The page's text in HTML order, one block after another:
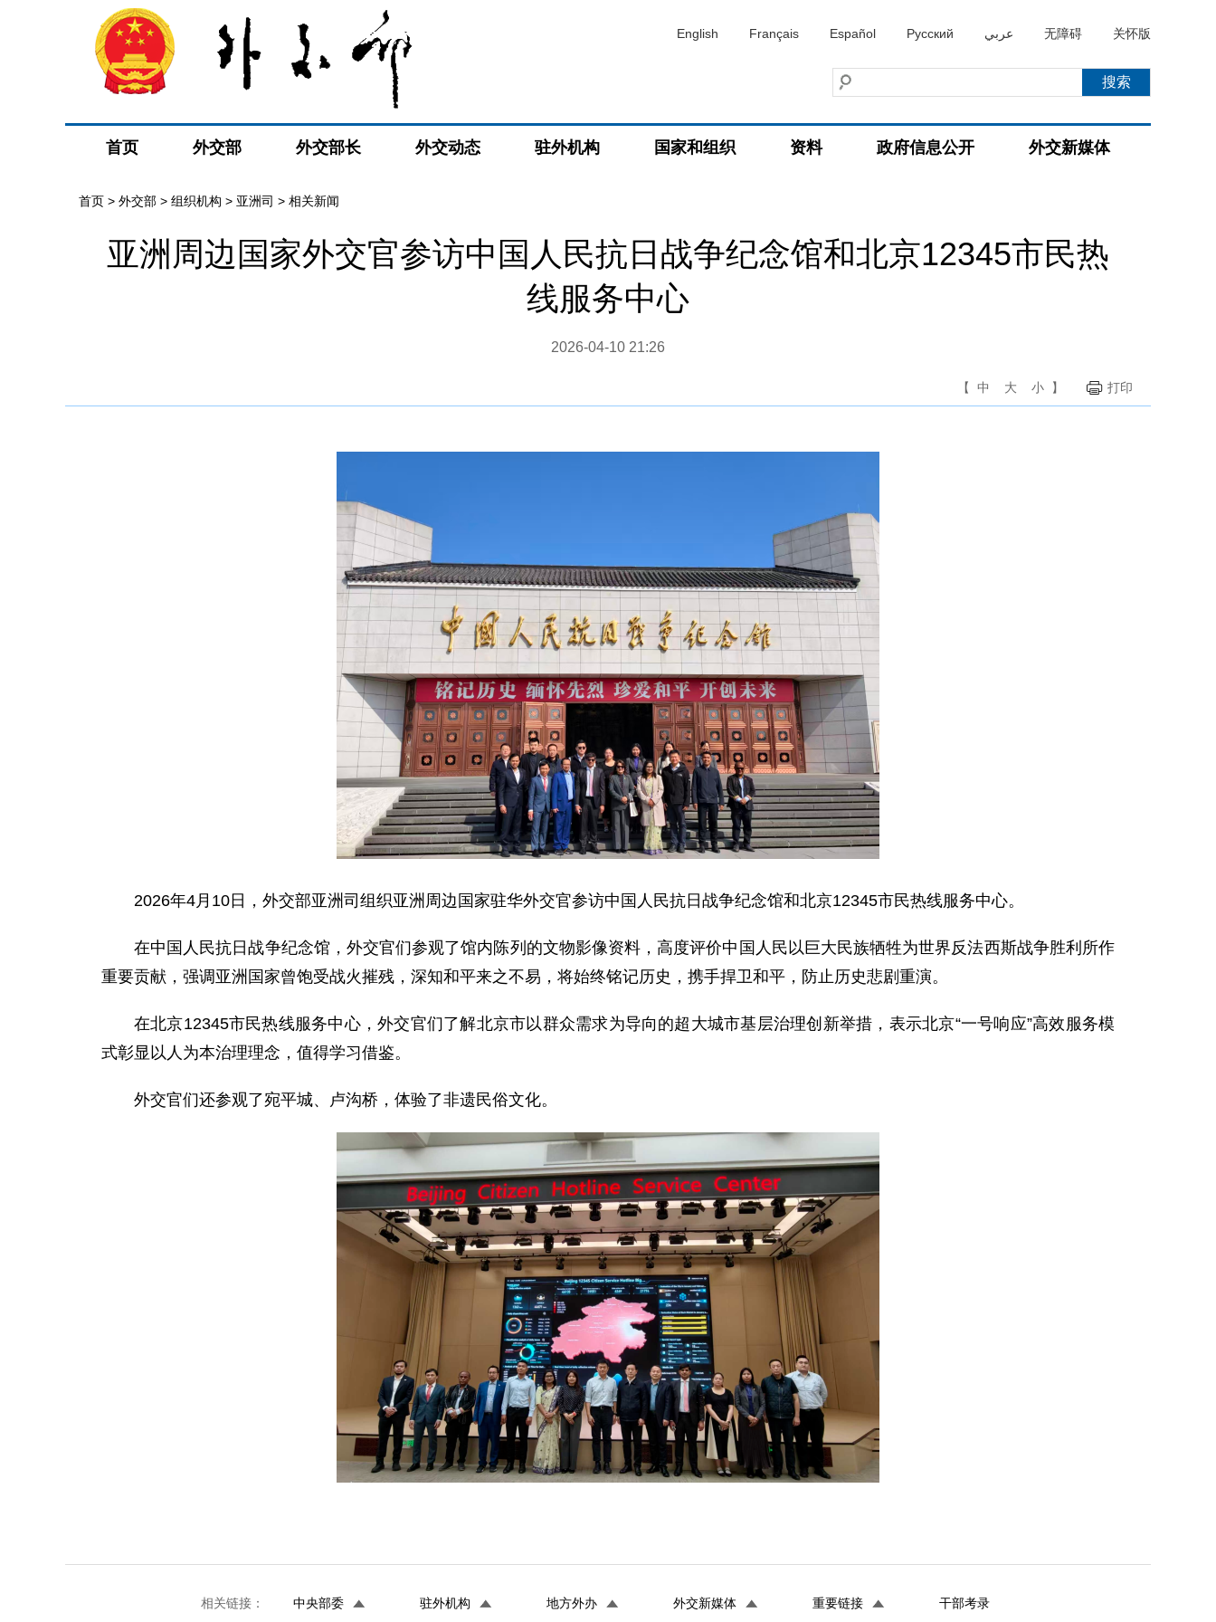
English Français Español Русский عربي 无障碍 关怀版
首页 外交部 外交部长 外交动态 驻外机构 国家和组织 资料 政府信息公开 外交新媒体
首页 > 外交部 > 组织机构 > 亚洲司 > 相关新闻
亚洲周边国家外交官参访中国人民抗日战争纪念馆和北京12345市民热
线服务中心
2026-04-10 21:26
【 中 大 小 】 打印
2026年4月10日，外交部亚洲司组织亚洲周边国家驻华外交官参访中国人民抗日战争纪念馆和北京12345市民热线服务中心。
在中国人民抗日战争纪念馆，外交官们参观了馆内陈列的文物影像资料，高度评价中国人民以巨大民族牺牲为世界反法西斯战争胜利所作
重要贡献，强调亚洲国家曾饱受战火摧残，深知和平来之不易，将始终铭记历史，携手捍卫和平，防止历史悲剧重演。
在北京12345市民热线服务中心，外交官们了解北京市以群众需求为导向的超大城市基层治理创新举措，表示北京“一号响应”高效服务模
式彰显以人为本治理理念，值得学习借鉴。
外交官们还参观了宛平城、卢沟桥，体验了非遗民俗文化。
相关链接： 中央部委 驻外机构 地方外办 外交新媒体 重要链接 干部考录